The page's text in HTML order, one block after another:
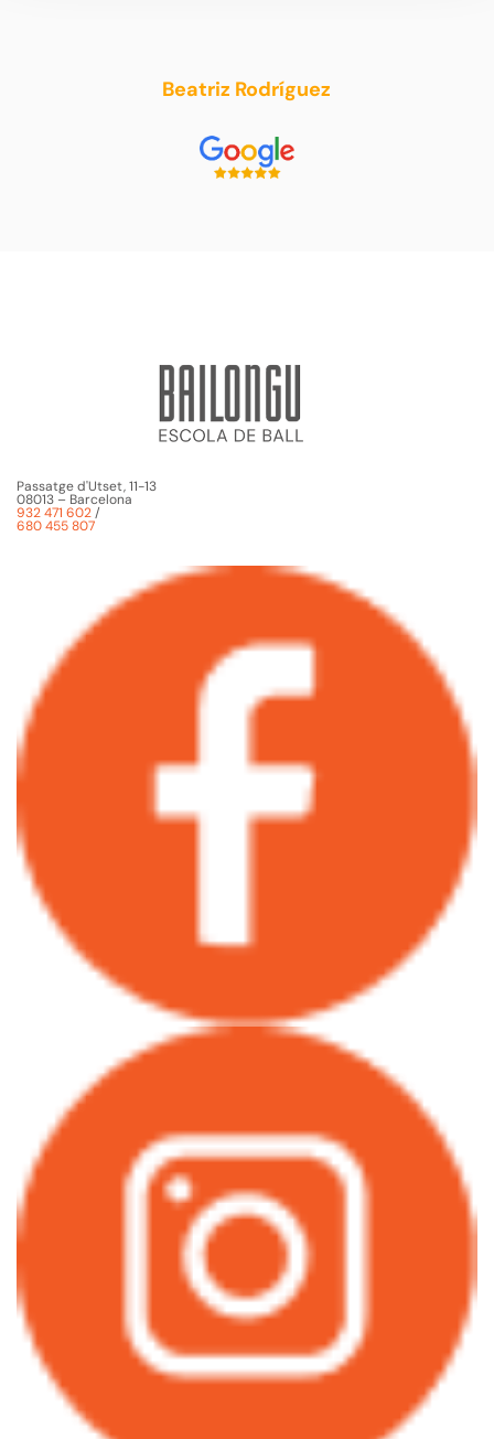
Beatriz Rodríguez
Passatge d'Utset, 11-13
08013 – Barcelona
932 471 602/
680 455 807